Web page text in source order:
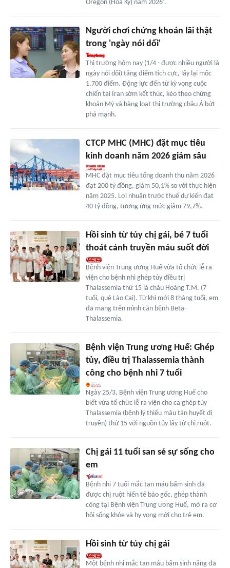
Oregon (Hoa Kỳ) năm 2026'.
Người chơi chứng khoán lãi thật
trong 'ngày nói dối'
Thị trường hôm nay (1/4 - được nhiều người là
ngày nói dối) tăng điểm tích cực, lấy lại mốc
1.700 điểm. Động lực đến từ kỳ vọng cuộc
chiến tại Iran sớm kết thúc, kéo theo chứng
khoán Mỹ và hàng loạt thị trường châu Á bứt
phá mạnh.
CTCP MHC (MHC) đặt mục tiêu
kinh doanh năm 2026 giảm sâu
MHC đặt mục tiêu tổng doanh thu năm 2026
đạt 200 tỷ đồng, giảm 50,1% so với thực hiện
năm 2025. Lợi nhuận trước thuế dự kiến đạt
40 tỷ đồng, tương ứng mức giảm 79,7%.
Hồi sinh từ tủy chị gái, bé 7 tuổi
thoát cảnh truyền máu suốt đời
Bệnh viện Trung ương Huế vừa tổ chức lễ ra
viện cho bệnh nhi ghép tủy điều trị
Thalassemia thứ 15 là cháu Hoàng T.M. (7
tuổi, quê Lào Cai). Từ khi mới 8 tháng tuổi, em
đã mang trên mình căn bệnh Beta-
Thalassemia.
Bệnh viện Trung ương Huế: Ghép
tủy, điều trị Thalassemia thành
công cho bệnh nhi 7 tuổi
Ngày 25/3, Bệnh viện Trung ương Huế cho
biết vừa tổ chức lễ ra viện cho ca ghép tủy
Thalassemia (bệnh lý thiếu máu tán huyết di
truyền) thứ 15 với nguồn tủy lấy từ chị ruột.
Chị gái 11 tuổi san sẻ sự sống cho
em
Bệnh nhi 7 tuổi mắc tan máu bẩm sinh đã
được chị ruột hiến tế bào gốc, ghép thành
công tại Bệnh viện Trung ương Huế, mở ra cơ
hội sống khỏe và hy vọng mới cho trẻ em.
Hồi sinh từ tủy chị gái
Một bệnh nhi mắc tan máu bẩm sinh nặng đã